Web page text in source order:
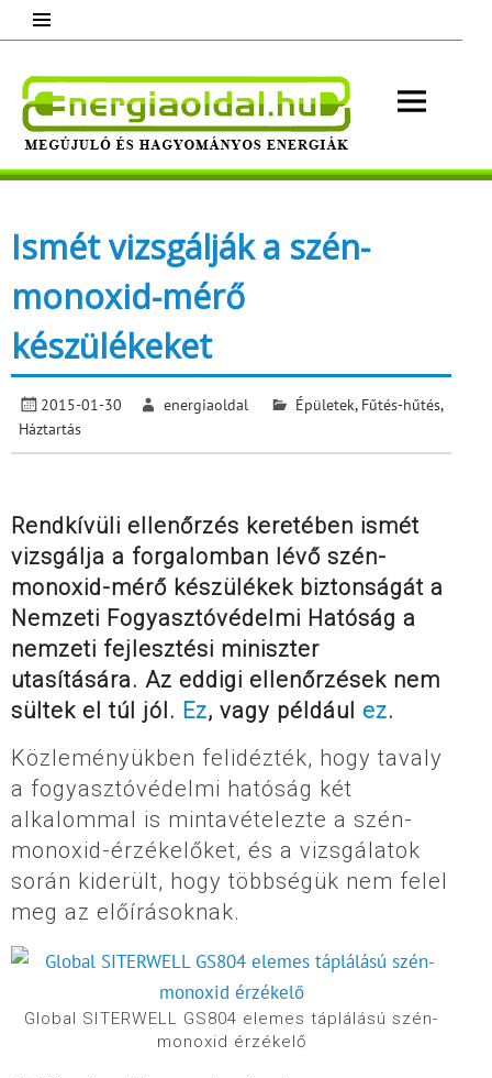
content
Megújuló és hagyományos energiák.
Ismét vizsgálják a szén-
monoxid-mérő
készülékeket
2015-01-30 energiaoldal Épületek, Fűtés-hűtés,
Háztartás
Rendkívüli ellenőrzés keretében ismét
vizsgálja a forgalomban lévő szén-
monoxid-mérő készülékek biztonságát a
Nemzeti Fogyasztóvédelmi Hatóság a
nemzeti fejlesztési miniszter
utasítására. Az eddigi ellenőrzések nem
sültek el túl jól. Ez, vagy például ez.
Közleményükben felidézték, hogy tavaly
a fogyasztóvédelmi hatóság két
alkalommal is mintavételezte a szén-
monoxid-érzékelőket, és a vizsgálatok
során kiderült, hogy többségük nem felel
meg az előírásoknak.
Global SITERWELL GS804 elemes táplálású szén-
monoxid érzékelő